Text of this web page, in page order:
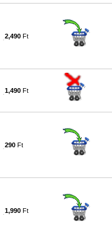
2,490 Ft
1,490 Ft
290 Ft
1,990 Ft